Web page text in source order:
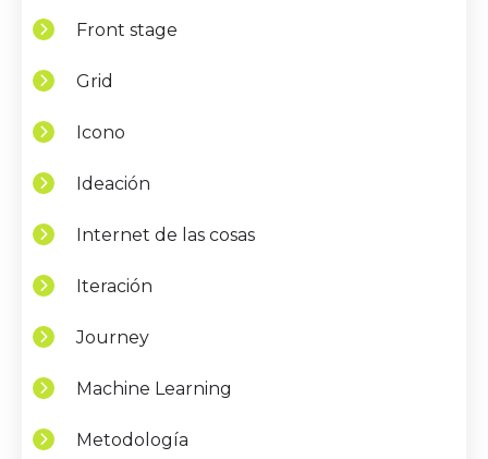
Front stage
Grid
Icono
Ideación
Internet de las cosas
Iteración
Journey
Machine Learning
Metodología